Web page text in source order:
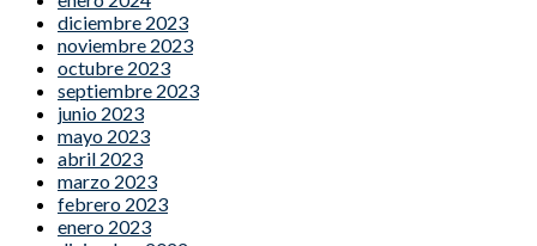
diciembre 2023
noviembre 2023
octubre 2023
septiembre 2023
junio 2023
mayo 2023
abril 2023
marzo 2023
febrero 2023
enero 2023